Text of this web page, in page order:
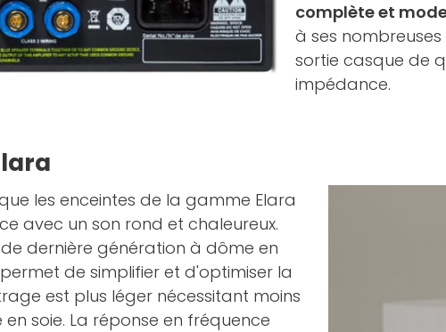
complète et
à ses
sortie casque de
impédance.
les enceintes de la gamme Elara
avec un son rond et chaleureux.
dernière génération à dôme en
de simplifier et d'optimiser la
est plus léger nécessitant moins
soie. La réponse en fréquence